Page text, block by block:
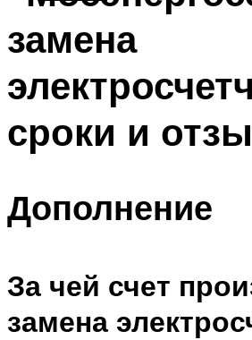
замена
сроки и
Дополнение
За чей счет
замена